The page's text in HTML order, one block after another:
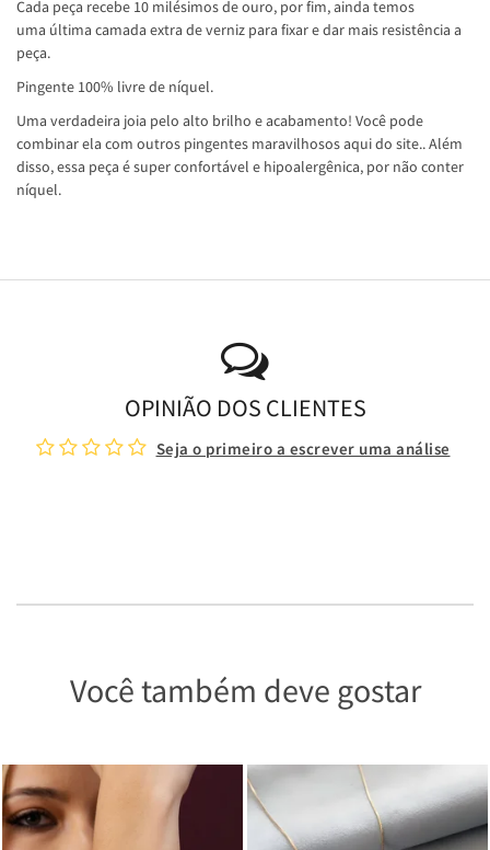
Cada peça recebe 10 milésimos de ouro, por fim, ainda temos
uma última camada extra de verniz para fixar e dar mais resistência a
peça.
Pingente 100% livre de níquel.
Uma verdadeira joia pelo alto brilho e acabamento! Você pode
combinar ela com outros pingentes maravilhosos aqui do site.. Além
disso, essa peça é super confortável e hipoalergênica, por não conter
níquel.
OPINIÃO DOS CLIENTES
Seja o primeiro a escrever uma análise
Você também deve gostar